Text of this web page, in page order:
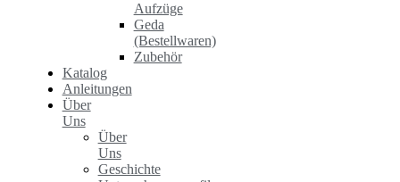
Aufzüge
Geda
(Bestellwaren)
Zubehör
Katalog
Anleitungen
Über
Uns
Über
Uns
Geschichte